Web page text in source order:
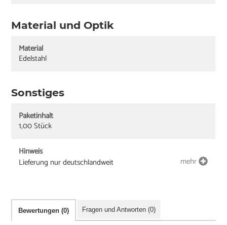
Material und Optik
Material
Edelstahl
Sonstiges
Paketinhalt
1,00 Stück
Hinweis
Lieferung nur deutschlandweit
mehr
Bewertungen (0) Fragen und Antworten (0)